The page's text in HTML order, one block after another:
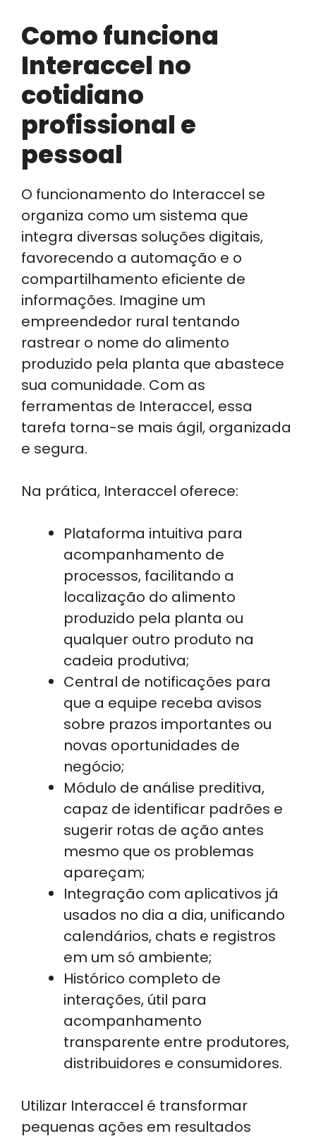
Como funciona
Interaccel no
cotidiano
profissional e
pessoal
O funcionamento do Interaccel se
organiza como um sistema que
integra diversas soluções digitais,
favorecendo a automação e o
compartilhamento eficiente de
informações. Imagine um
empreendedor rural tentando
rastrear o nome do alimento
produzido pela planta que abastece
sua comunidade. Com as
ferramentas de Interaccel, essa
tarefa torna-se mais ágil, organizada
e segura.
Na prática, Interaccel oferece:
Plataforma intuitiva para
acompanhamento de
processos, facilitando a
localização do alimento
produzido pela planta ou
qualquer outro produto na
cadeia produtiva;
Central de notificações para
que a equipe receba avisos
sobre prazos importantes ou
novas oportunidades de
negócio;
Módulo de análise preditiva,
capaz de identificar padrões e
sugerir rotas de ação antes
mesmo que os problemas
apareçam;
Integração com aplicativos já
usados no dia a dia, unificando
calendários, chats e registros
em um só ambiente;
Histórico completo de
interações, útil para
acompanhamento
transparente entre produtores,
distribuidores e consumidores.
Utilizar Interaccel é transformar
pequenas ações em resultados